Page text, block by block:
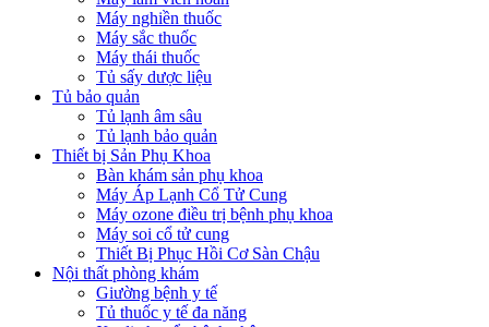
Máy nghiền thuốc
Máy sắc thuốc
Máy thái thuốc
Tủ sấy dược liệu
Tủ bảo quản
Tủ lạnh âm sâu
Tủ lạnh bảo quản
Thiết bị Sản Phụ Khoa
Bàn khám sản phụ khoa
Máy Áp Lạnh Cổ Tử Cung
Máy ozone điều trị bệnh phụ khoa
Máy soi cổ tử cung
Thiết Bị Phục Hồi Cơ Sàn Chậu
Nội thất phòng khám
Giường bệnh y tế
Tủ thuốc y tế đa năng